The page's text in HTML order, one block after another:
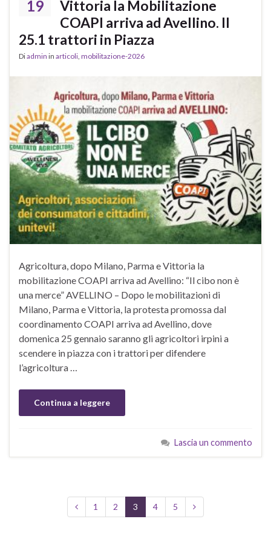
19
Vittoria la Mobilitazione
COAPI arriva ad Avellino. Il
25.1 trattori in Piazza
Diadmin in articoli mobilitazione-2026
Agricoltura, dopo Milano, Parma e Vittoria la
mobilitazione COAPI arriva ad Avellino: “Il cibo non è
una merce” AVELLINO – Dopo le mobilitazioni di
Milano, Parma e Vittoria, la protesta promossa dal
coordinamento COAPI arriva ad Avellino, dove
domenica 25 gennaio saranno gli agricoltori irpini a
scendere in piazza con i trattori per difendere
l’agricoltura …
Continua a leggere
Lascia un commento
1 2 3 4 5